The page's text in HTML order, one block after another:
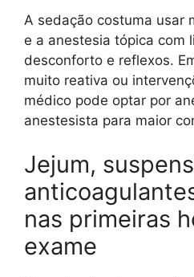
A sedação costuma usar
e a anestesia tópica com
desconforto e reflexos.
muito reativa ou
médico pode optar por
anestesista para maior
Jejum,
nas primeiras
exame